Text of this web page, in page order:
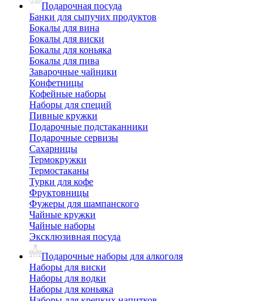
Подарочная посуда
Банки для сыпучих продуктов
Бокалы для вина
Бокалы для виски
Бокалы для коньяка
Бокалы для пива
Заварочные чайники
Конфетницы
Кофейные наборы
Наборы для специй
Пивные кружки
Подарочные подстаканники
Подарочные сервизы
Сахарницы
Термокружки
Термостаканы
Турки для кофе
Фруктовницы
Фужеры для шампанского
Чайные кружки
Чайные наборы
Эксклюзивная посуда
Подарочные наборы для алкоголя
Наборы для виски
Наборы для водки
Наборы для коньяка